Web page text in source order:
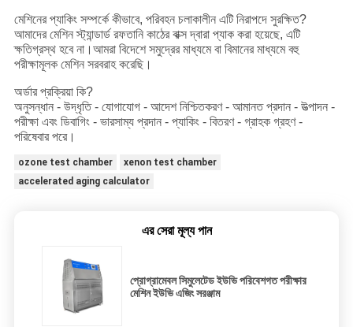
মেশিনের প্যাকিং সম্পর্কে কীভাবে, পরিবহন চলাকালীন এটি নিরাপদে সুরক্ষিত?
আমাদের মেশিন স্ট্যান্ডার্ড রফতানি কাঠের বাক্স দ্বারা প্যাক করা হয়েছে, এটি
ক্ষতিগ্রস্থ হবে না।আমরা বিদেশে সমুদ্রের মাধ্যমে বা বিমানের মাধ্যমে বহু
পরীক্ষামূলক মেশিন সরবরাহ করেছি।
অর্ডার প্রক্রিয়া কি?
অনুসন্ধান - উদ্ধৃতি - যোগাযোগ - আদেশ নিশ্চিতকরণ - আমানত প্রদান - উত্পাদন -
পরীক্ষা এবং ডিবাগিং - ভারসাম্য প্রদান - প্যাকিং - বিতরণ - গ্রাহক গ্রহণ -
পরিষেবার পরে।
ozone test chamber
xenon test chamber
accelerated aging calculator
এর সেরা মূল্য পান
প্রোগ্রামেবল সিমুলেটেড ইউভি পরিবেশগত পরীক্ষার
মেশিন ইউভি এজিং সরঞ্জাম